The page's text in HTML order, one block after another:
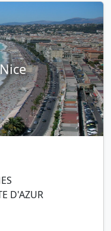
D'AZUR